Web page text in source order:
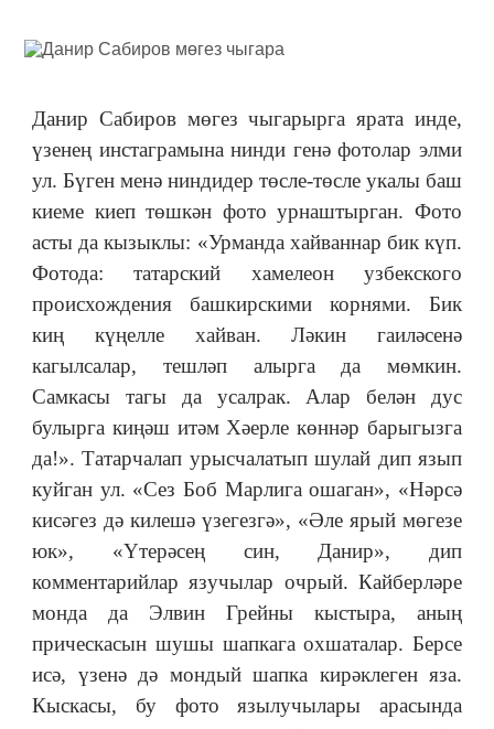
Данир Сабиров мөгез чыгарырга ярата инде,
үзенең инстаграмына нинди генә фотолар элми
ул. Бүген менә ниндидер төсле-төсле укалы баш
киеме киеп төшкән фото урнаштырган. Фото
асты да кызыклы: «Урманда хайваннар бик күп.
Фотода: татарский хамелеон узбекского
происхождения башкирскими корнями. Бик
киң күңелле хайван. Ләкин гаиләсенә
кагылсалар, тешләп алырга да мөмкин.
Самкасы тагы да усалрак. Алар белән дус
булырга киңәш итәм Хәерле көннәр барыгызга
да!». Татарчалап урысчалатып шулай дип язып
куйган ул. «Сез Боб Марлига ошаган», «Нәрсә
кисәгез дә килешә үзегезгә», «Әле ярый мөгезе
юк», «Үтерәсең син, Данир», дип
комментарийлар язучылар очрый. Кайберләре
монда да Элвин Грейны кыстыра, аның
прическасын шушы шапкага охшаталар. Берсе
исә, үзенә дә мондый шапка кирәклеген яза.
Кыскасы, бу фото язылучылары арасында